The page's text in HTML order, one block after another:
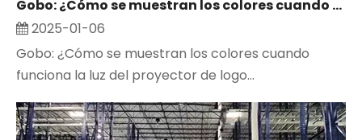
Gobo: ¿Cómo se muestran los colores cuando funciona la luz del proyector de logotipos?
2025-01-06
Gobo: ¿Cómo se muestran los colores cuando
funciona la luz del proyector de logo...